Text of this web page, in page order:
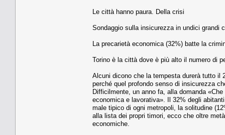
Le città hanno paura. Della crisi
Sondaggio sulla insicurezza in undici grandi
La precarietà economica (32%) batte la
Torino è la città dove è più alto il numero di
Alcuni dicono che la tempesta durerà tutto il
perché quel profondo senso di insicurezza
Difficilmente, un anno fa, alla domanda
economica e lavorativa». Il 32% degli
male tipico di ogni metropoli, la solitudine
alla lista dei propri timori, ecco che oltre
economiche.